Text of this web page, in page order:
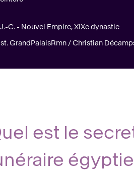
C. - Nouvel Empire, XIXe dynastie
GrandPalaisRmn / Christian
est le